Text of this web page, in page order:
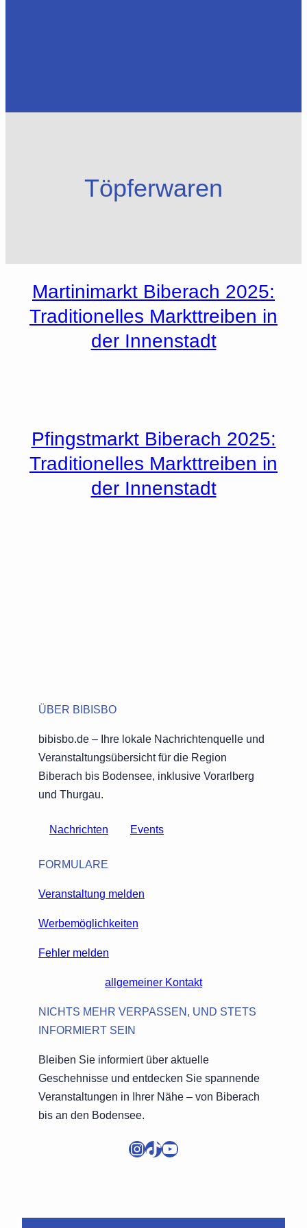
Töpferwaren
Martinimarkt Biberach 2025:
Traditionelles Markttreiben in
der Innenstadt
Pfingstmarkt Biberach 2025:
Traditionelles Markttreiben in
der Innenstadt
ÜBER BIBISBO
bibisbo.de – Ihre lokale Nachrichtenquelle und
Veranstaltungsübersicht für die Region
Biberach bis Bodensee, inklusive Vorarlberg
und Thurgau.
Nachrichten Events
FORMULARE
Veranstaltung melden
Werbemöglichkeiten
Fehler melden
allgemeiner Kontakt
NICHTS MEHR VERPASSEN, UND STETS
INFORMIERT SEIN
Bleiben Sie informiert über aktuelle
Geschehnisse und entdecken Sie spannende
Veranstaltungen in Ihrer Nähe – von Biberach
bis an den Bodensee.
InstagramTikTok YouTube